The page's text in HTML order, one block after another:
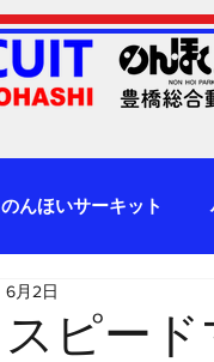
のんほいサーキット
スピー
6月2日